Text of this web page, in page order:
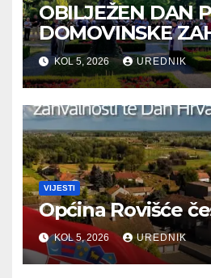
OBILJEŽEN DAN
DOMOVINSKE
TE DAN
BRANITELJA
KOL 5, 2026 UREDNIK
VIJESTI
Općina Rovišće
KOL 5, 2026 UREDNIK